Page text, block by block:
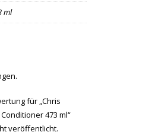
ml
für „Chris
473 ml“
veröffentlicht.